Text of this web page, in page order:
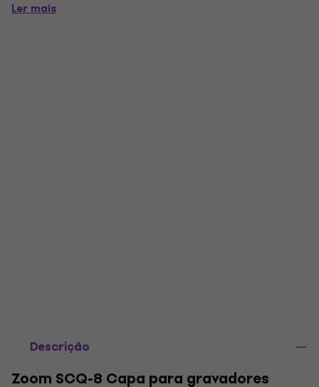
Ler mais
Descrição
Zoom SCQ-8 Capa para gravadores